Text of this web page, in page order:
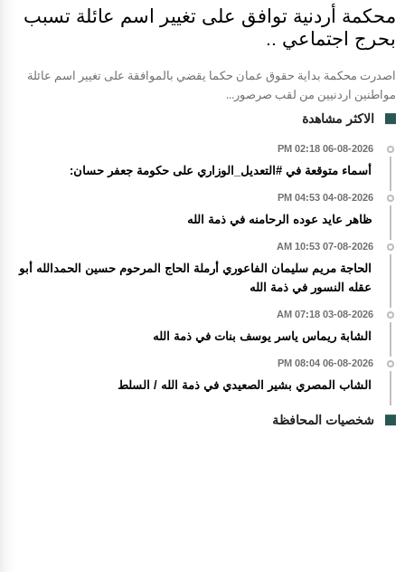
محكمة أردنية توافق على تغيير اسم عائلة تسبب
بحرج اجتماعي ..
اصدرت محكمة بداية حقوق عمان حكما يقضي بالموافقة على تغيير اسم عائلة
مواطنين اردنيين من لقب صرصور...
الاكثر مشاهدة
06-08-2026 02:18 PM
أسماء متوقعة في #التعديل_الوزاري على حكومة جعفر حسان:
04-08-2026 04:53 PM
ظاهر عايد عوده الرحامنه في ذمة الله
07-08-2026 10:53 AM
الحاجة مريم سليمان الفاعوري أرملة الحاج المرحوم حسين الحمدالله أبو
عقله النسور في ذمة الله
03-08-2026 07:18 AM
الشابة ريماس ياسر يوسف بنات في ذمة الله
06-08-2026 08:04 PM
الشاب المصري بشير الصعيدي في ذمة الله / السلط
شخصيات المحافظة